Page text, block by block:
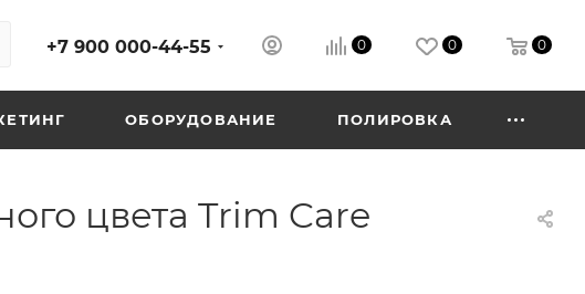
+7 900 000-44-55 0 0 0
ОБОРУДОВАНИЕ ПОЛИРОВКА
цвета Trim Care